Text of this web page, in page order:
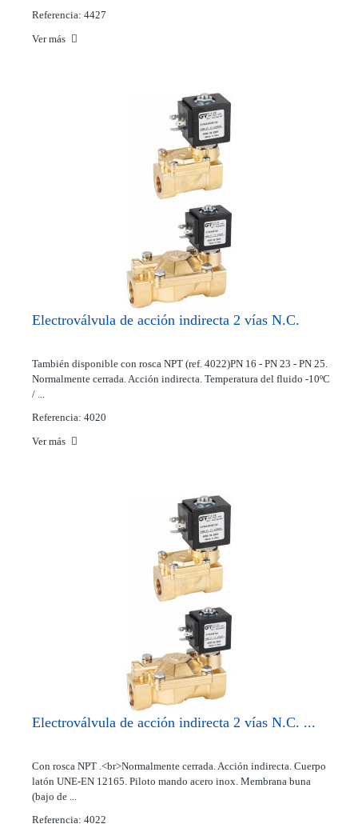
Referencia: 4427
Ver más
Electroválvula de acción indirecta 2 vías N.C.
También disponible con rosca NPT (ref. 4022)PN 16 - PN 23 - PN 25.
Normalmente cerrada. Acción indirecta. Temperatura del fluido -10ºC
/ ...
Referencia: 4020
Ver más
Electroválvula de acción indirecta 2 vías N.C. ...
Con rosca NPT .<br>Normalmente cerrada. Acción indirecta. Cuerpo
latón UNE-EN 12165. Piloto mando acero inox. Membrana buna
(bajo de ...
Referencia: 4022